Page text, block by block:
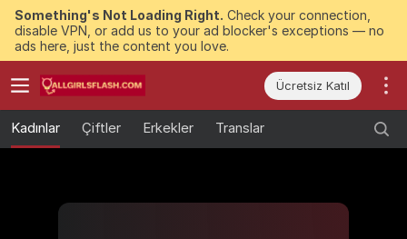
Something's Not Loading Right. Check your connection,
disable VPN, or add us to your ad blocker's exceptions — no
ads here, just the content you love.
Ücretsiz Katıl
Kadınlar Çiftler Erkekler Translar